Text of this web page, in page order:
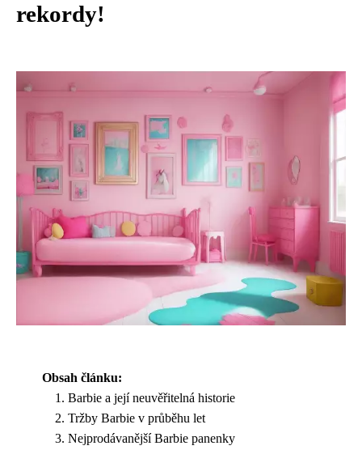
rekordy!
Obsah článku:
Barbie a její neuvěřitelná historie
Tržby Barbie v průběhu let
Nejprodávanější Barbie panenky